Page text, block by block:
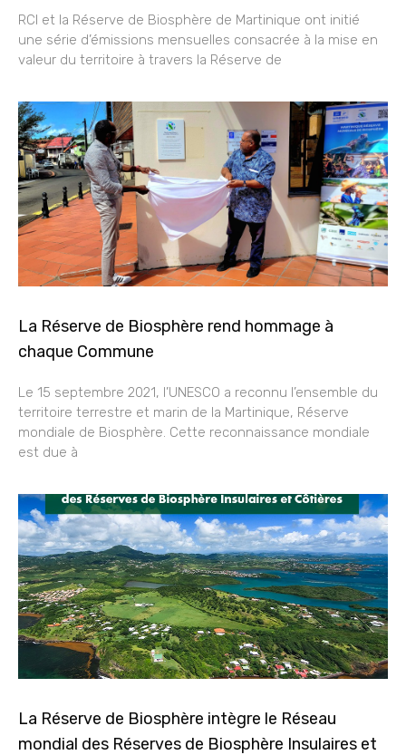
RCI et la Réserve de Biosphère de Martinique ont initié
une série d’émissions mensuelles consacrée à la mise en
valeur du territoire à travers la Réserve de
La Réserve de Biosphère rend hommage à
chaque Commune
Le 15 septembre 2021, l’UNESCO a reconnu l’ensemble du
territoire terrestre et marin de la Martinique, Réserve
mondiale de Biosphère. Cette reconnaissance mondiale
est due à
La Réserve de Biosphère intègre le Réseau
mondial des Réserves de Biosphère Insulaires et